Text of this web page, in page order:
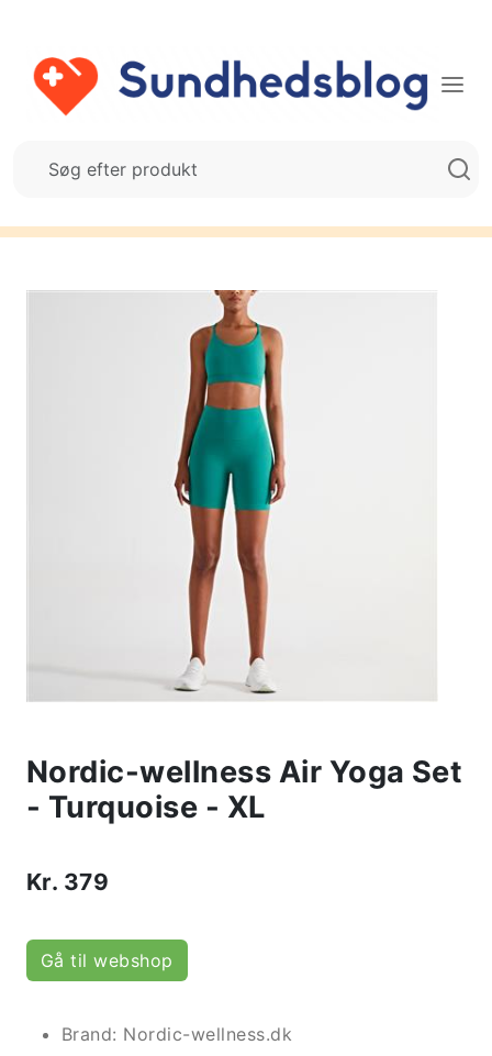
Nordic-wellness Air Yoga Set
- Turquoise - XL
Kr. 379
Gå til webshop
Brand: Nordic-wellness.dk